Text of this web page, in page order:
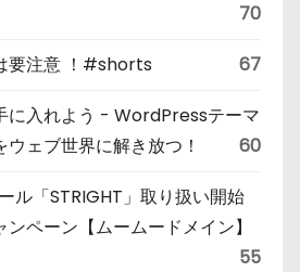
70
要注意 ！#shorts 67
に入れよう - WordPressテーマ
ウェブ世界に解き放つ！
60
ル「STRIGHT」取り扱い開始
ペーン【ムームードメイン】
55